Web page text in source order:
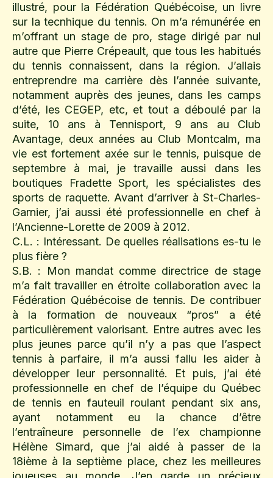
illustré, pour la Fédération Québécoise, un livre
sur la tecnhique du tennis. On m’a rémunérée en
m’offrant un stage de pro, stage dirigé par nul
autre que Pierre Crépeault, que tous les habitués
du tennis connaissent, dans la région. J’allais
entreprendre ma carrière dès l’année suivante,
notamment auprès des jeunes, dans les camps
d’été, les CEGEP, etc, et tout a déboulé par la
suite, 10 ans à Tennisport, 9 ans au Club
Avantage, deux années au Club Montcalm, ma
vie est fortement axée sur le tennis, puisque de
septembre à mai, je travaille aussi dans les
boutiques Fradette Sport, les spécialistes des
sports de raquette. Avant d’arriver à St-Charles-
Garnier, j’ai aussi été professionnelle en chef à
l’Ancienne-Lorette de 2009 à 2012.
C.L. : Intéressant. De quelles réalisations es-tu le
plus fière ?
S.B. : Mon mandat comme directrice de stage
m’a fait travailler en étroite collaboration avec la
Fédération Québécoise de tennis. De contribuer
à la formation de nouveaux “pros” a été
particulièrement valorisant. Entre autres avec les
plus jeunes parce qu’il n’y a pas que l’aspect
tennis à parfaire, il m’a aussi fallu les aider à
développer leur personnalité. Et puis, j’ai été
professionnelle en chef de l’équipe du Québec
de tennis en fauteuil roulant pendant six ans,
ayant notamment eu la chance d’être
l’entraîneure personnelle de l’ex championne
Hélène Simard, que j’ai aidé à passer de la
18ième à la septième place, chez les meilleures